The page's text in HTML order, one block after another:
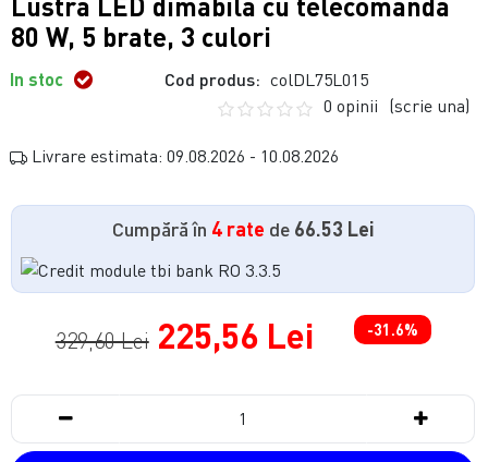
80 W, 5 brate, 3 culori
In stoc Cod produs: colDL75L015
0 opinii (scrie una)
Livrare estimata: 09.08.2026 - 10.08.2026
Cumpără în 4 rate de 66.53 Lei
329,60 Lei 225,56 Lei -31.6%